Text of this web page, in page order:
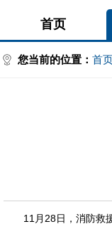
首页
您当前的位置： 首
11月28日，消防救